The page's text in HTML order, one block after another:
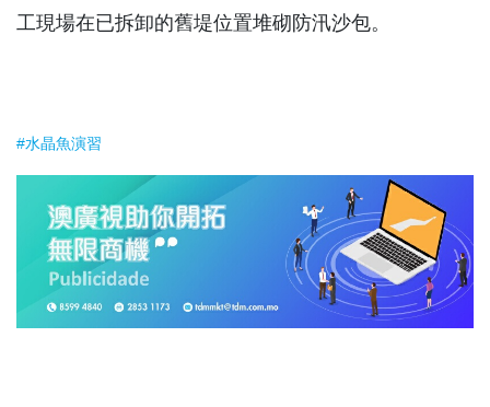
工現場在已拆卸的舊堤位置堆砌防汛沙包。
#水晶魚演習